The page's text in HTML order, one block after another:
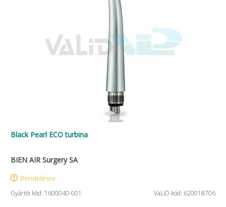
Black Pearl ECO turbina
BIEN AIR Surgery SA
Rendelésre
Gyártói kód: 1600040-001 VaLiD kód: 620018706